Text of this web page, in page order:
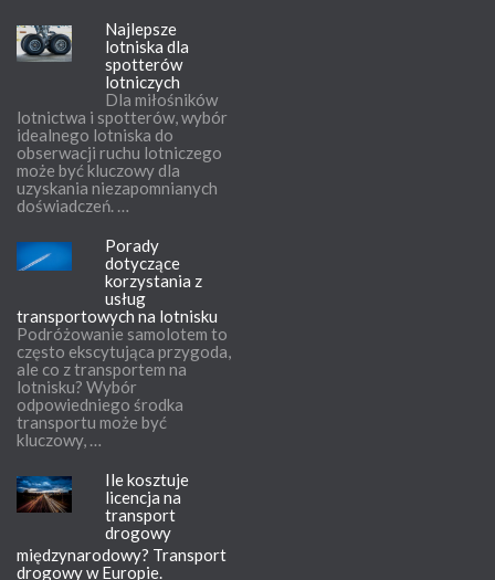
Najlepsze
lotniska dla
spotterów
lotniczych
Dla miłośników
lotnictwa i spotterów, wybór
idealnego lotniska do
obserwacji ruchu lotniczego
może być kluczowy dla
uzyskania niezapomnianych
doświadczeń. …
Porady
dotyczące
korzystania z
usług
transportowych na lotnisku
Podróżowanie samolotem to
często ekscytująca przygoda,
ale co z transportem na
lotnisku? Wybór
odpowiedniego środka
transportu może być
kluczowy, …
Ile kosztuje
licencja na
transport
drogowy
międzynarodowy? Transport
drogowy w Europie.